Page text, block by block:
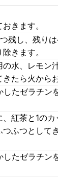
きます。
残し、残り
きます。
水、レモン
たら火から
したゼラチン
紅茶と1の
ふつとして
したゼラチン